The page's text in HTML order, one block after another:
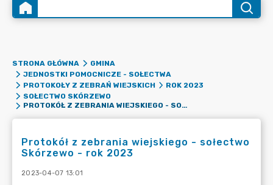
STRONA GŁÓWNA
GMINA
JEDNOSTKI POMOCNICZE - SOŁECTWA
PROTOKOŁY Z ZEBRAŃ WIEJSKICH
ROK 2023
SOŁECTWO SKÓRZEWO
PROTOKÓŁ Z ZEBRANIA WIEJSKIEGO - SOŁECTWO SKÓRZEWO - ROK 2023
Protokół z zebrania wiejskiego - sołectwo
Skórzewo - rok 2023
2023-04-07 13:01